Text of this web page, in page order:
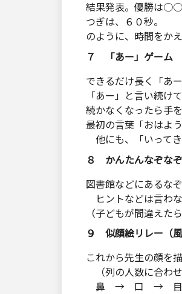
結果発表。優勝は○○
つぎは、６０秒。
のように、時間をかえ
７ 「あー」ゲーム
できるだけ長く「あ
「あー」と言い続け
続かなくなったら手を
最初の言葉「おはよ
他にも、「いってき
８ かんたんなぞなぞ
図書館などにあるな
ヒントなどは言わな
（子どもが間違えた
９ 似顔絵リレー（風
これから先生の顔を
（列の人数に合わせ
鼻 → 口 → 目